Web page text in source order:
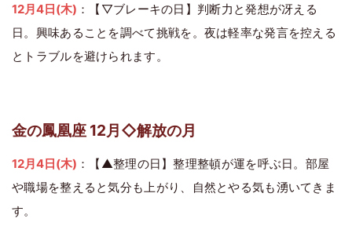
12月4日(木) ：【▽ブレーキの日】判断力と発想が冴える
日。興味あることを調べて挑戦を。夜は軽率な発言を控える
とトラブルを避けられます。
金の鳳凰座 12月◇解放の月
12月4日(木) ：【▲整理の日】整理整頓が運を呼ぶ日。部屋
や職場を整えると気分も上がり、自然とやる気も湧いてきま
す。